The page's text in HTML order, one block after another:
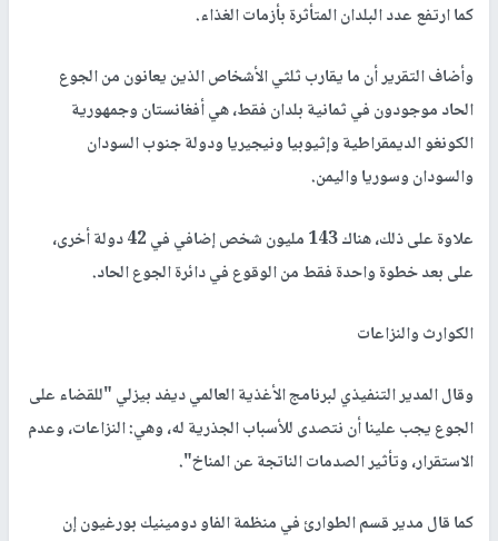
كما ارتفع عدد البلدان المتأثرة بأزمات الغذاء.
وأضاف التقرير أن ما يقارب ثلثي الأشخاص الذين يعانون من الجوع
الحاد موجودون في ثمانية بلدان فقط، هي أفغانستان وجمهورية
الكونغو الديمقراطية وإثيوبيا ونيجيريا ودولة جنوب السودان
والسودان وسوريا واليمن.
علاوة على ذلك، هناك 143 مليون شخص إضافي في 42 دولة أخرى،
على بعد خطوة واحدة فقط من الوقوع في دائرة الجوع الحاد.
الكوارث والنزاعات
وقال المدير التنفيذي لبرنامج الأغذية العالمي ديفد بيزلي "للقضاء على
الجوع يجب علينا أن نتصدى للأسباب الجذرية له، وهي: النزاعات، وعدم
الاستقرار، وتأثير الصدمات الناتجة عن المناخ".
كما قال مدير قسم الطوارئ في منظمة الفاو دومينيك بورغيون إن